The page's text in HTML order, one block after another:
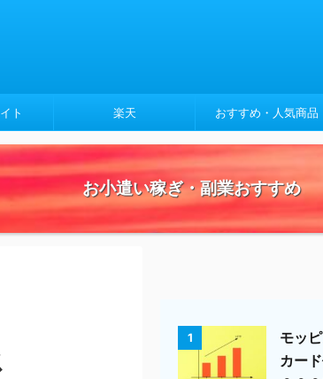
ト 楽天 おすすめ・人気商品
お小遣い稼ぎ・副業おすすめ
1
モッ
カー